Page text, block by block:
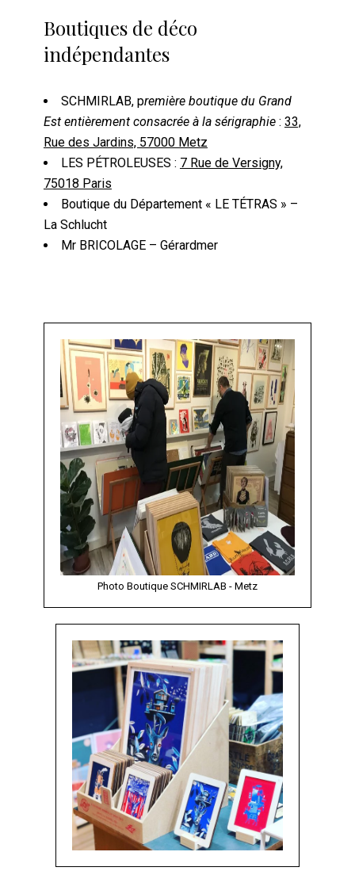
Boutiques de déco
indépendantes
SCHMIRLAB, première boutique du Grand
Est entièrement consacrée à la sérigraphie: 33,
Rue des Jardins, 57000 Metz
LES PÉTROLEUSES : 7 Rue de Versigny,
75018 Paris
Boutique du Département « LE TÉTRAS » –
La Schlucht
Mr BRICOLAGE – Gérardmer
Photo Boutique SCHMIRLAB - Metz